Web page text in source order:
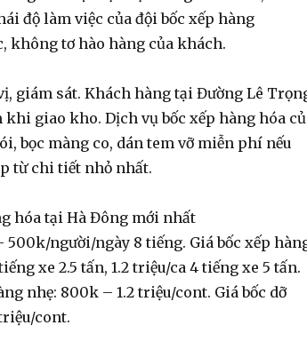
độ làm việc của đội bốc xếp hàng
tơ hào hàng của khách.
giám sát. Khách hàng tại Đường Lê
khi giao kho. Dịch vụ bốc xếp hàng hóa
bọc màng co, dán tem vỡ miễn phí nếu
từ chi tiết nhỏ nhất.
hóa tại Hà Đông mới nhất
500k/người/ngày 8 tiếng. Giábốc xếp
xe 2.5 tấn, 1.2 triệu/ca 4 tiếng xe 5 tấn.
nhẹ: 800k – 1.2 triệu/cont. Giábốc dỡ
cont.